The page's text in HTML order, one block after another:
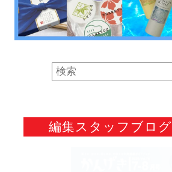
編集スタッフブログ